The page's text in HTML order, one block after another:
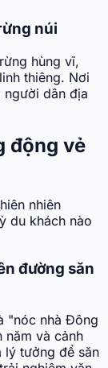
núi
hùng vĩ,
thiêng. Nơi
người dân địa
động vẻ
nhiên
du khách nào
đường săn
"nóc nhà Đông
năm và cảnh
lý tưởng để săn